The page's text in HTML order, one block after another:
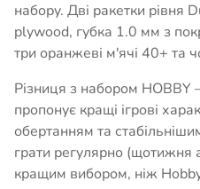
набору. Дві ракетки рівня
plywood, губка 1.0 мм з
три оранжеві м'ячі 40+ та
Різниця з набором HOBBY
пропонує кращі ігрові
обертанням та
грати регулярно
кращим вибором, ніж